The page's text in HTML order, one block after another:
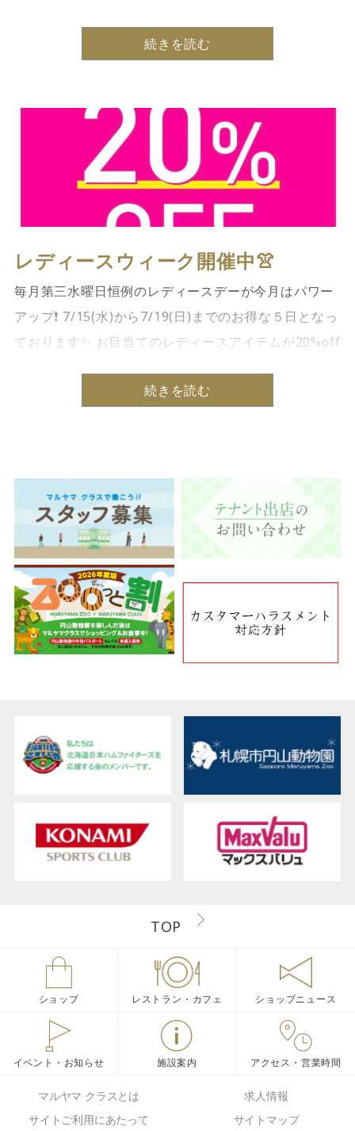
続きを読む
レディースウィーク開催中👚
毎月第三水曜日恒例のレディースデーが今月はパワー
アップ❗️ 7/15(水)から7/19(日)までのお得な５日となっ
ております✨ お目当てのレディースアイテムが20%off
続きを読む
TOP
ショップ レストラン・カフェ ショップニュース
イベント・お知らせ 施設案内 アクセス・営業時間
マルヤマ クラスとは
求人情報
サイトご利用にあたって
サイトマップ